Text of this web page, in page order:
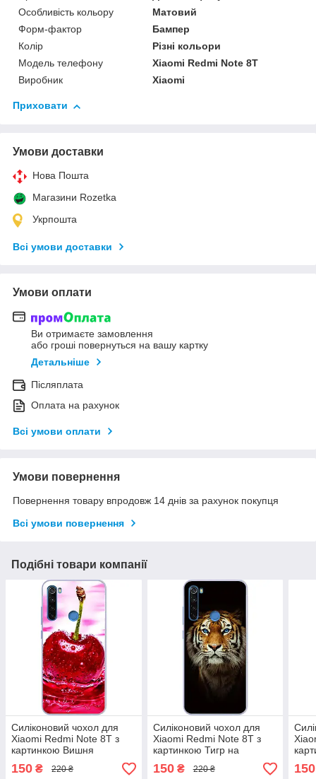
Особливість кольору
Матовий
Форм-фактор
Бампер
Колір
Різні кольори
Модель телефону
Xiaomi Redmi Note 8T
Виробник
Xiaomi
Приховати
Умови доставки
Нова Пошта
Магазини Rozetka
Укрпошта
Всі умови доставки
Умови оплати
Ви отримаєте замовлення
або гроші повернуться на вашу картку
Детальніше
Післяплата
Оплата на рахунок
Всі умови оплати
Умови повернення
Повернення товару впродовж 14 днів за рахунок покупця
Всі умови повернення
Подібні товари компанії
Силіконовий чохол для
Xiaomi Redmi Note 8T з
картинкою Вишня
150 ₴ 220 ₴
Силіконовий чохол для
Xiaomi Redmi Note 8T з
картинкою Тигр на
чорному тлі
150₴ 220 ₴ 150